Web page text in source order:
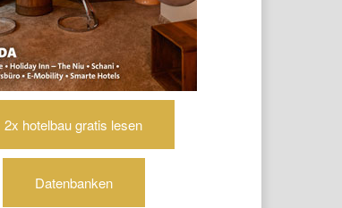
2x hotelbau gratis lesen
Datenbanken